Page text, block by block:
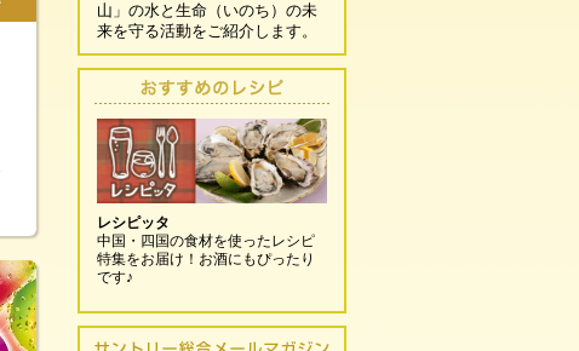
山」の水と生命（いのち）の未
来を守る活動をご紹介します。
レシピッタ
中国・四国の食材を使ったレシピ
特集をお届け！お酒にもぴったり
です♪